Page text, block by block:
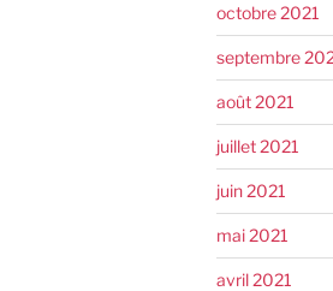
octobre 2021
septembre
août 2021
juillet 2021
juin 2021
mai 2021
avril 2021